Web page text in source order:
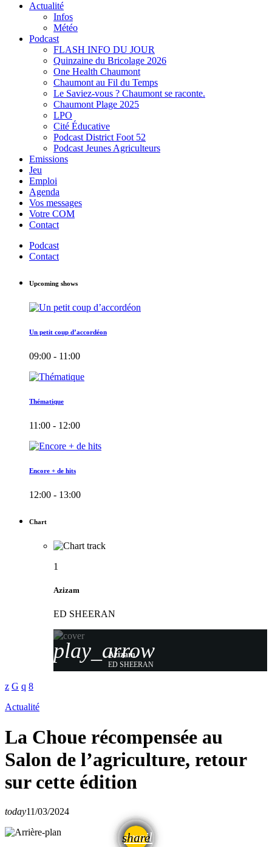
Actualité
Infos
Météo
Podcast
FLASH INFO DU JOUR
Quinzaine du Bricolage 2026
One Health Chaumont
Chaumont au Fil du Temps
Le Saviez-vous ? Chaumont se raconte.
Chaumont Plage 2025
LPO
Cité Éducative
Podcast District Foot 52
Podcast Jeunes Agriculteurs
Emissions
Jeu
Emploi
Agenda
Vos messages
Votre COM
Contact
Podcast
Contact
Upcoming shows
Un petit coup d’accordéon
09:00 - 11:00
Thématique
11:00 - 12:00
Encore + de hits
12:00 - 13:00
Chart
1
Azizam
ED SHEERAN
play_arrow
Azizam
ED SHEERAN
Actualité
La Choue récompensée au
Salon de l’agriculture, retour
sur cette édition
today11/03/2024
share
email